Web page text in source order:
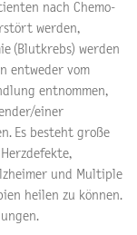
nach Chemo-
werden,
(Blutkrebs) werden
entweder vom
entnommen,
einer
Es besteht große
und Multiple
heilen zu können.